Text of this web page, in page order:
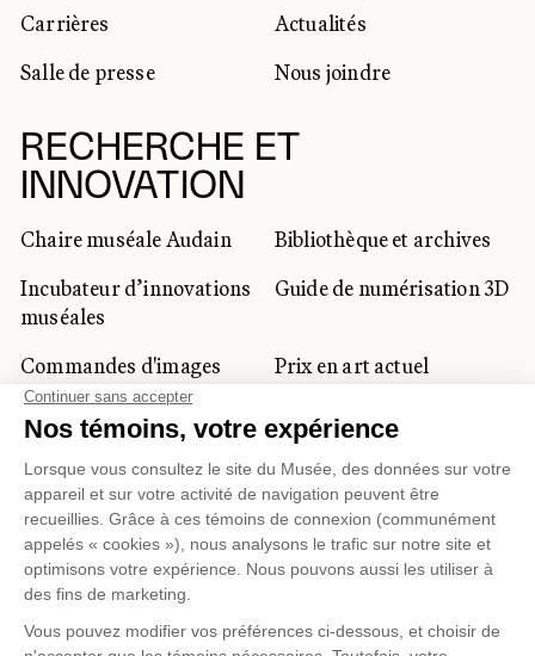
Carrières
Actualités
Salle de presse
Nous joindre
RECHERCHE ET
INNOVATION
Chaire muséale Audain
Bibliothèque et archives
Incubateur d’innovations
muséales
Guide de numérisation 3D
Commandes d'images
Prix en art actuel
Prix Lynne-Cohen
CLIENTÈLE CORPORATIVE
ET PRIVÉE
Location d'espaces
Activités corporatives
Location d'œuvres
Voyagistes et